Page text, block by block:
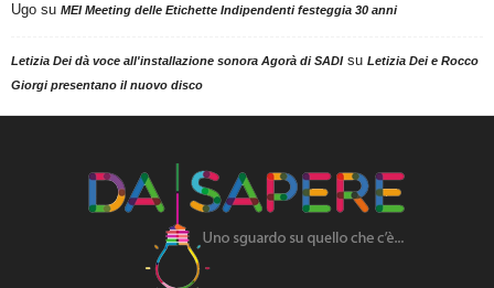
Ugo su MEI Meeting delle Etichette Indipendenti festeggia 30 anni
Letizia Dei dà voce all'installazione sonora Agorà di SADIsu Letizia Dei e Rocco
Giorgi presentano il nuovo disco